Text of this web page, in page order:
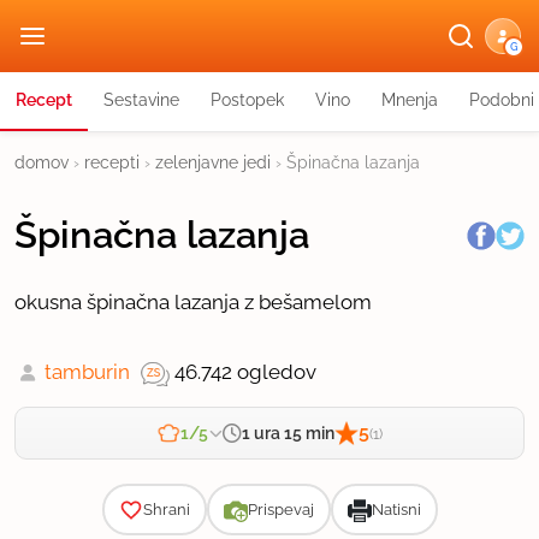
G
Recept Sestavine Postopek Vino Mnenja
domov › recepti › zelenjavne jedi › Špinačna lazanja
Špinačna lazanja
okusna špinačna lazanja z bešamelom
tamburin 46.742 ogledov
1/5 1 ura 15 min 5(1)
Shrani Prispevaj Natisni